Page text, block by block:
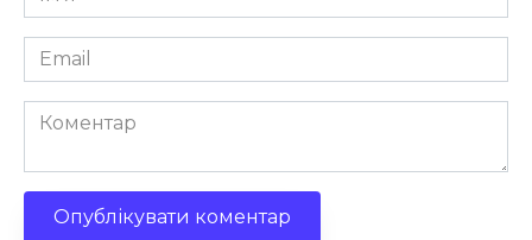
*
Email
*
Коментар